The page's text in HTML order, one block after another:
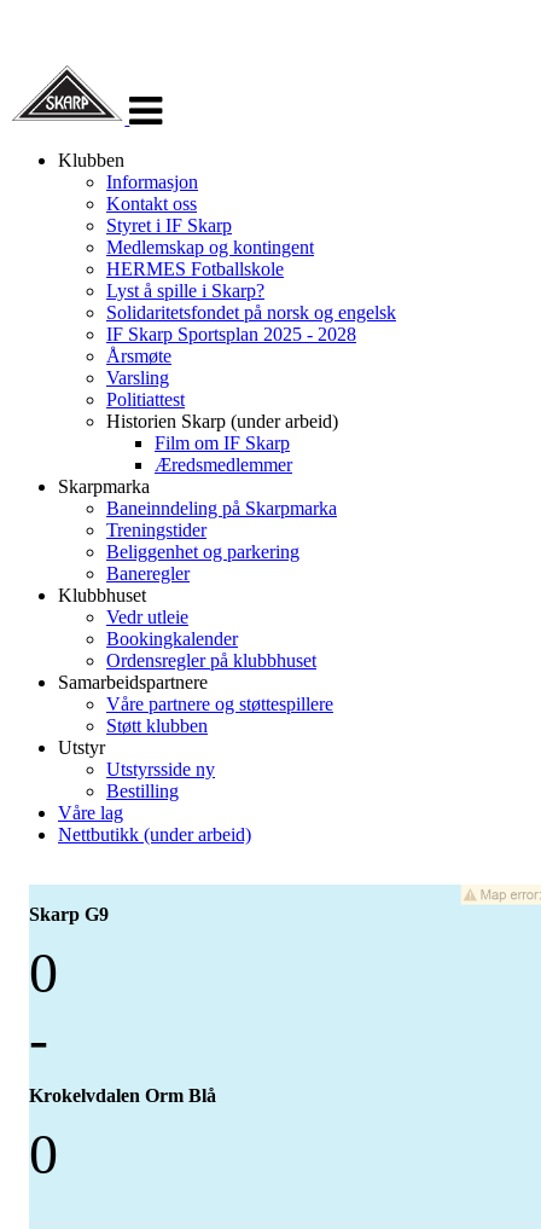
navigasjon
Klubben
Informasjon
Kontakt oss
Styret i IF Skarp
Medlemskap og kontingent
HERMES Fotballskole
Lyst å spille i Skarp?
Solidaritetsfondet på norsk og engelsk
IF Skarp Sportsplan 2025 - 2028
Årsmøte
Varsling
Politiattest
Historien Skarp (under arbeid)
Film om IF Skarp
Æredsmedlemmer
Skarpmarka
Baneinndeling på Skarpmarka
Treningstider
Beliggenhet og parkering
Baneregler
Klubbhuset
Vedr utleie
Bookingkalender
Ordensregler på klubbhuset
Samarbeidspartnere
Våre partnere og støttespillere
Støtt klubben
Utstyr
Utstyrsside ny
Bestilling
Våre lag
Nettbutikk (under arbeid)
Skarp G9
0
-
Krokelvdalen Orm Blå
0